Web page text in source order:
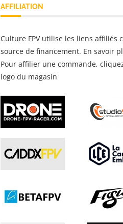
AFFILIATION
Culture FPV utilise les liens affiliés
source de financement. En savoir
Pour affilier une commande,
logo du magasin